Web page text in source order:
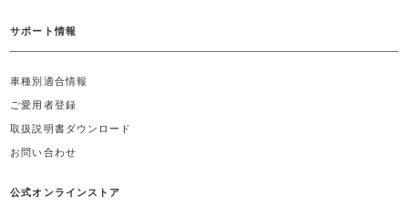
サポート情報
車種別適合情報
ご愛用者登録
取扱説明書ダウンロード
お問い合わせ
公式オンラインストア